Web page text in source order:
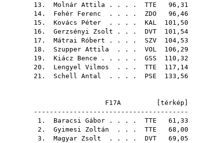
13. Molnár Attila . . . . TTE 96,31
14. Fehér Ferenc . . . . ZDO 96,46
15. Kovács Péter . . . . KAL 101,50
16. Gerzsényi Zsolt . . . DVT 101,54
17. Mátrai Róbert . . . . SZV 104,53
18. Szupper Attila . . . VOL 106,29
19. Kiácz Bence . . . . . GSS 110,32
20. Lengyel Vilmos . . . TTE 117,14
21. Schell Antal . . . . PSE 133,56
F17A [ térkép
---------------------------------------
1. Baracsi Gábor . . . . TTE 61,33
2. Gyimesi Zoltán . . . TTE 68,00
3. Magyar Zsolt . . . . DVT 69,05